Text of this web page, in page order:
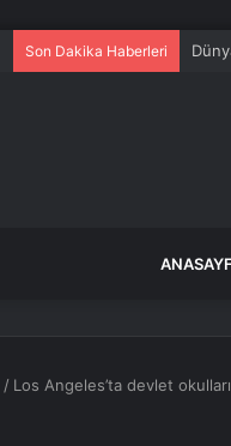
Son Dakika Haberleri
/ Los Angeles’ta devlet